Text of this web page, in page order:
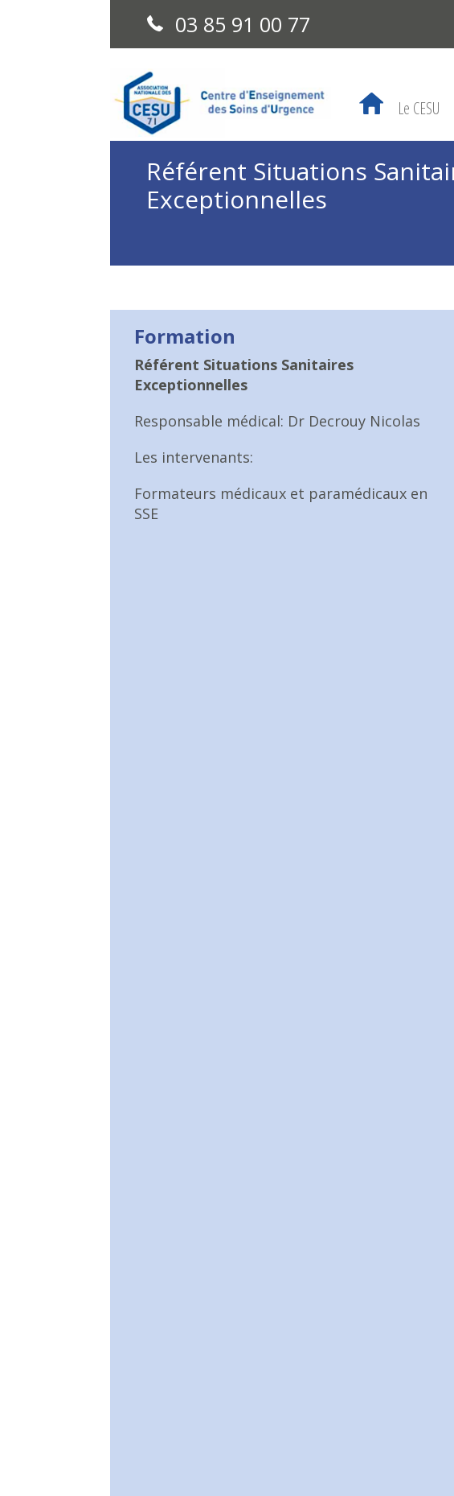
03 85 91 00 77
Le CESU
Référent Situations
Exceptionnelles
Formation
Référent Situations Sanitaires
Exceptionnelles
Responsable médical: Dr Decrouy Nicolas
Les intervenants:
Formateurs médicaux et paramédicaux en
SSE